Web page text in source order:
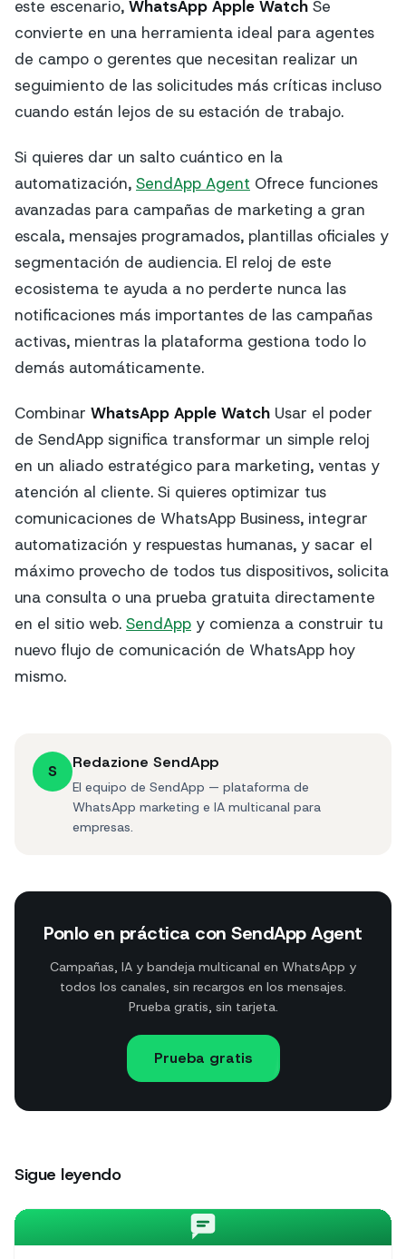
este escenario, WhatsApp Apple Watch Se
convierte en una herramienta ideal para agentes
de campo o gerentes que necesitan realizar un
seguimiento de las solicitudes más críticas incluso
cuando están lejos de su estación de trabajo.
Si quieres dar un salto cuántico en la
automatización, SendApp Agent Ofrece funciones
avanzadas para campañas de marketing a gran
escala, mensajes programados, plantillas oficiales y
segmentación de audiencia. El reloj de este
ecosistema te ayuda a no perderte nunca las
notificaciones más importantes de las campañas
activas, mientras la plataforma gestiona todo lo
demás automáticamente.
Combinar WhatsApp Apple Watch Usar el poder
de SendApp significa transformar un simple reloj
en un aliado estratégico para marketing, ventas y
atención al cliente. Si quieres optimizar tus
comunicaciones de WhatsApp Business, integrar
automatización y respuestas humanas, y sacar el
máximo provecho de todos tus dispositivos, solicita
una consulta o una prueba gratuita directamente
en el sitio web. SendApp y comienza a construir tu
nuevo flujo de comunicación de WhatsApp hoy
mismo.
S Redazione SendApp
El equipo de SendApp — plataforma de
WhatsApp marketing e IA multicanal para
empresas.
Ponlo en práctica con SendApp Agent
Campañas, IA y bandeja multicanal en WhatsApp y
todos los canales, sin recargos en los mensajes.
Prueba gratis, sin tarjeta.
Prueba gratis
Sigue leyendo